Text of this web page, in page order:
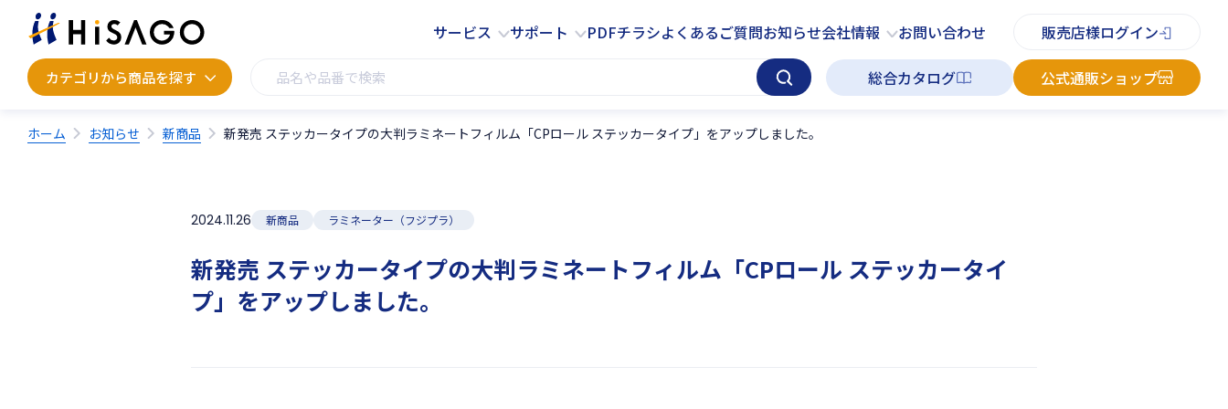
サービス サポート PDFチラシよくあるご質問お知らせ会社情報 お問い合わせ 販売店様ログイン
カテゴリから商品を探す 総合カタログ 公式通販ショップ
カテゴリから商品を探す サービス サポート PDFチラシ よくあるご質問 お知らせ お問い合わせ
ホーム お知らせ 新商品 新発売 ステッカータイプの大判ラミネートフィルム「CPロール ステッカータイプ」をアップしました。
2024.11.26 新商品 ラミネーター（フジプラ）
新発売 ステッカータイプの大判ラミネートフィルム「CPロール ステッカータイ
プ」をアップしました。